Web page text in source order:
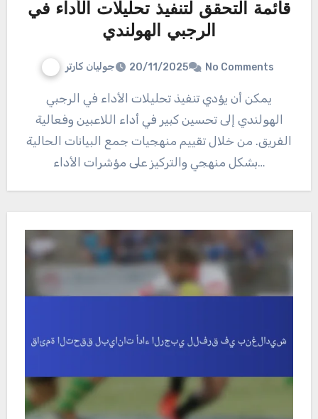
قائمة التحقق لتنفيذ تحليلات الأداء في
الرجبي الهولندي
جوليان كارتر 20/11/2025 No Comments
يمكن أن يؤدي تنفيذ تحليلات الأداء في الرجبي
الهولندي إلى تحسين كبير في أداء اللاعبين وفعالية
الفريق. من خلال تقييم منهجيات جمع البيانات الحالية
بشكل منهجي والتركيز على مؤشرات الأداء…